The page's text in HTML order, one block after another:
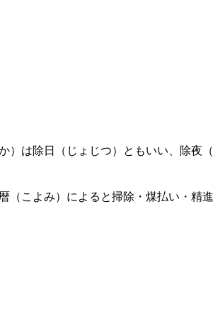
ていますように１０８で、人間の煩悩の数を表